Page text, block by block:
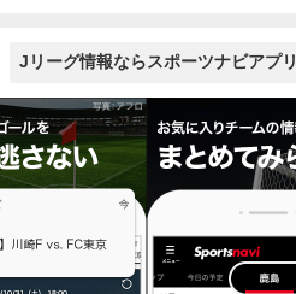
Jリーグ情報ならスポーツナビアプリ